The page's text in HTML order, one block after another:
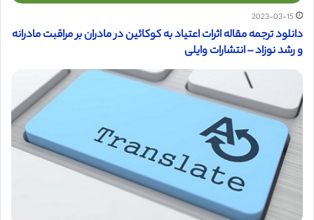
2023-03-15
دانلود ترجمه مقاله اثرات اعتیاد به کوکائین در مادران بر مراقبت مادرانه
و رشد نوزاد – انتشارات وایلی